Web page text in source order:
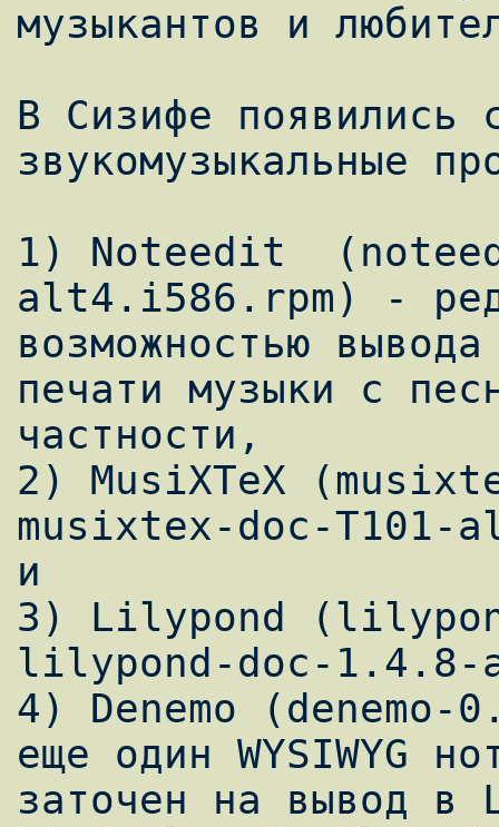
музыкантов и
В Сизифе появились
звукомузыкальные
1) Noteedit
alt4.i586.rpm) -
возможностью
печати музыки с
частности,
2) MusiXTeX
musixtex-doc-T101-
и
3) Lilypond
lilypond-doc-1.4.8-
4) Denemo
еще один WYSIWYG
заточен на вывод